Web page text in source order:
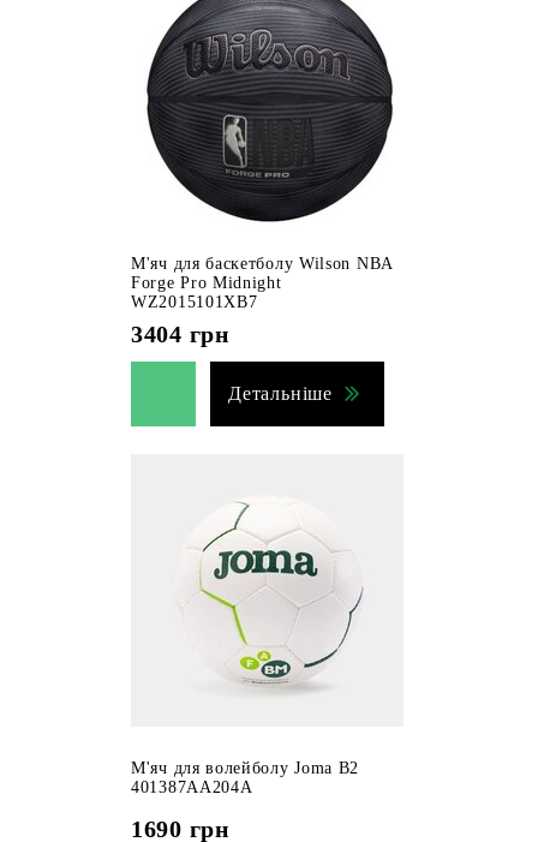
М'яч для баскетболу Wilson NBA
Forge Pro Midnight
WZ2015101XB7
3404 грн
Детальніше
М'яч для волейболу Joma B2
401387AA204A
1690 грн